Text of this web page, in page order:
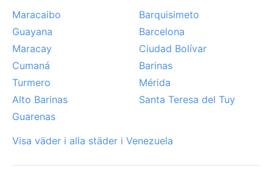
Maracaibo
Barquisimeto
Guayana
Barcelona
Maracay
Ciudad Bolívar
Cumaná
Barinas
Turmero
Mérida
Alto Barinas
Santa Teresa del Tuy
Guarenas
Visa väder i alla städer i Venezuela